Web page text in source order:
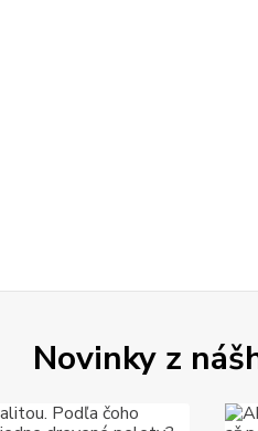
Novinky z